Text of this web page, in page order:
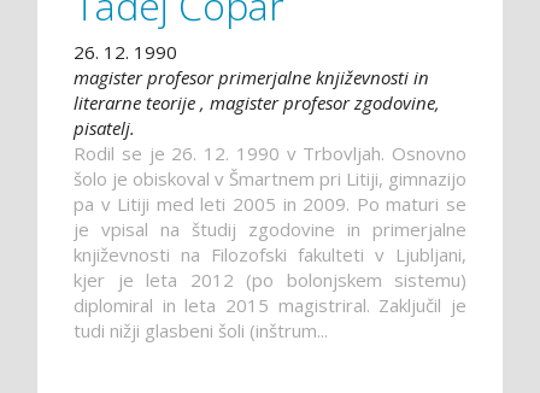
26. 12. 1990
magister profesor primerjalne književnosti in
literarne teorije , magister profesor zgodovine,
pisatelj.
Rodil se je 26. 12. 1990 v Trbovljah. Osnovno
šolo je obiskoval v Šmartnem pri Litiji, gimnazijo
pa v Litiji med leti 2005 in 2009. Po maturi se
je vpisal na študij zgodovine in primerjalne
književnosti na Filozofski fakulteti v Ljubljani,
kjer je leta 2012 (po bolonjskem sistemu)
diplomiral in leta 2015 magistriral. Zaključil je
tudi nižji glasbeni šoli (inštrum...